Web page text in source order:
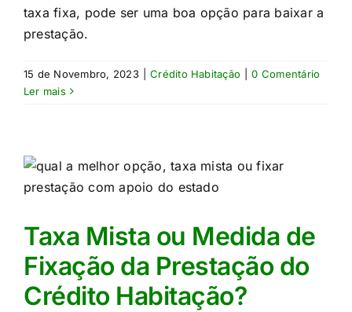
taxa fixa, pode ser uma boa opção para baixar a
prestação.
15 de Novembro, 2023 Crédito Habitação
0 Comentário
Ler mais
Taxa Mista ou Medida de
Fixação da Prestação do
Crédito Habitação?